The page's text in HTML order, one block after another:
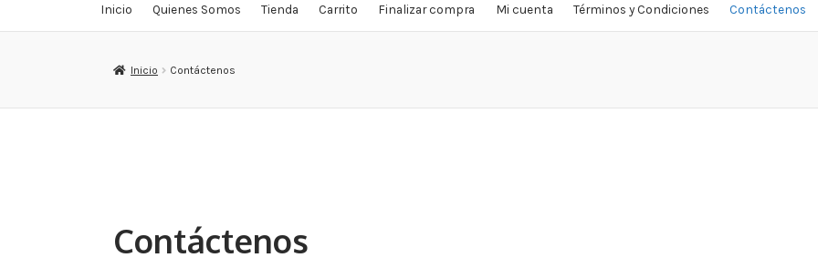
Inicio Quienes Somos Tienda Carrito Finalizar compra Mi cuenta Términos y Condiciones Contáctenos
Inicio Contáctenos
Contáctenos